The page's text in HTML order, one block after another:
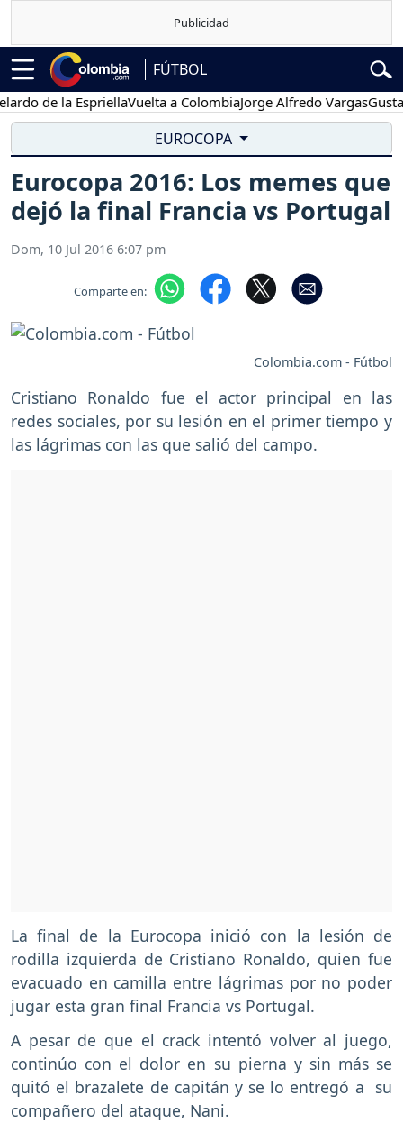
FÚTBOL
de la EspriellaVuelta a ColombiaJorge Alfredo Vargas
EUROCOPA
Eurocopa 2016: Los memes que
dejó la final Francia vs Portugal
Dom, 10 Jul 2016 6:07 pm
Comparte en:
Colombia.com - Fútbol
Cristiano Ronaldo fue el actor principal en las
redes sociales, por su lesión en el primer tiempo y
las lágrimas con las que salió del campo.
La final de la Eurocopa inició con la lesión de
rodilla izquierda de Cristiano Ronaldo, quien fue
evacuado en camilla entre lágrimas por no poder
jugar esta gran final Francia vs Portugal.
A pesar de que el crack intentó volver al juego,
continúo con el dolor en su pierna y sin más se
quitó el brazalete de capitán y se lo entregó a su
compañero del ataque, Nani.